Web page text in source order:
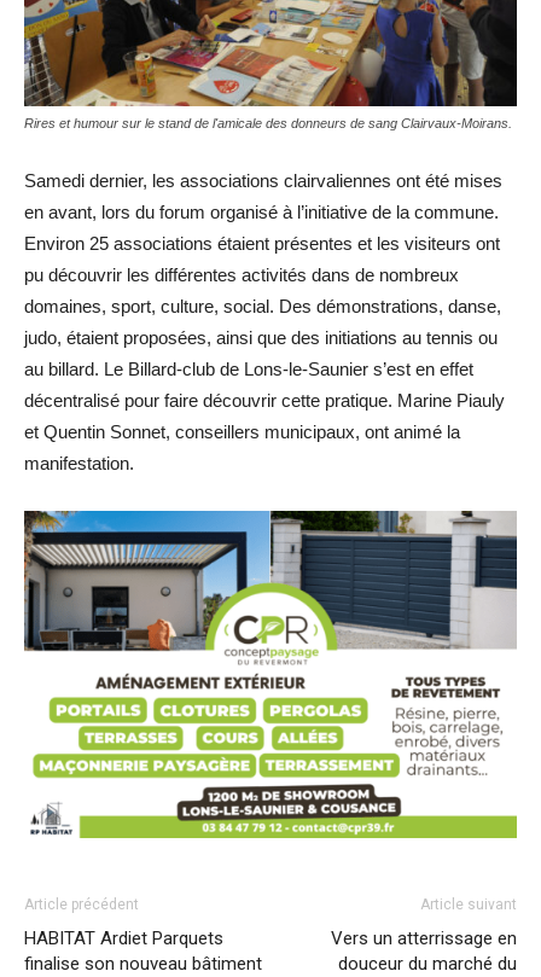
Rires et humour sur le stand de l'amicale des donneurs de sang Clairvaux-Moirans.
Samedi dernier, les associations clairvaliennes ont été mises
en avant, lors du forum organisé à l’initiative de la commune.
Environ 25 associations étaient présentes et les visiteurs ont
pu découvrir les différentes activités dans de nombreux
domaines, sport, culture, social. Des démonstrations, danse,
judo, étaient proposées, ainsi que des initiations au tennis ou
au billard. Le Billard-club de Lons-le-Saunier s’est en effet
décentralisé pour faire découvrir cette pratique. Marine Piauly
et Quentin Sonnet, conseillers municipaux, ont animé la
manifestation.
Article précédent
HABITAT Ardiet Parquets
finalise son nouveau bâtiment
Article suivant
Vers un atterrissage en
douceur du marché du